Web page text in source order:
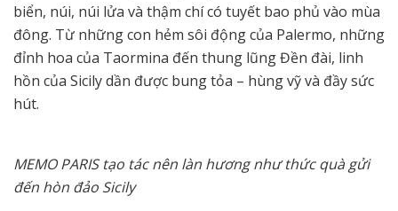
biển, núi, núi lửa và thậm chí có tuyết bao phủ vào mùa
đông. Từ những con hẻm sôi động của Palermo, những
đỉnh hoa của Taormina đến thung lũng Đền đài, linh
hồn của Sicily dần được bung tỏa – hùng vỹ và đầy sức
hút.
MEMO PARIS tạo tác nên làn hương như thức quà gửi
đến hòn đảo Sicily